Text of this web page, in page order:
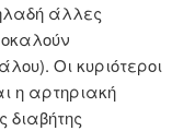
άλλες
Οι κυριότεροι
η αρτηριακή